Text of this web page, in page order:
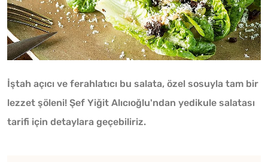
İştah açıcı ve ferahlatıcı bu salata, özel sosuyla tam bir
lezzet şöleni! Şef Yiğit Alıcıoğlu'ndan yedikule salatası
tarifi için detaylara geçebiliriz.